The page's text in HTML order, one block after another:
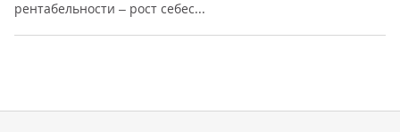
рентабельности – рост себес...